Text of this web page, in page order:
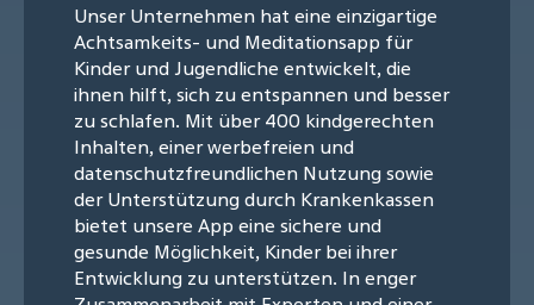
Unser Unternehmen hat eine einzigartige
Achtsamkeits- und Meditationsapp für
Kinder und Jugendliche entwickelt, die
ihnen hilft, sich zu entspannen und besser
zu schlafen. Mit über 400 kindgerechten
Inhalten, einer werbefreien und
datenschutzfreundlichen Nutzung sowie
der Unterstützung durch Krankenkassen
bietet unsere App eine sichere und
gesunde Möglichkeit, Kinder bei ihrer
Entwicklung zu unterstützen. In enger